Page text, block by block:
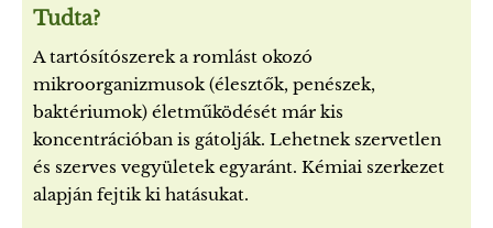
Tudta?
A tartósítószerek a romlást okozó
mikroorganizmusok (élesztők, penészek,
baktériumok) életműködését már kis
koncentrációban is gátolják. Lehetnek szervetlen
és szerves vegyületek egyaránt. Kémiai szerkezet
alapján fejtik ki hatásukat.